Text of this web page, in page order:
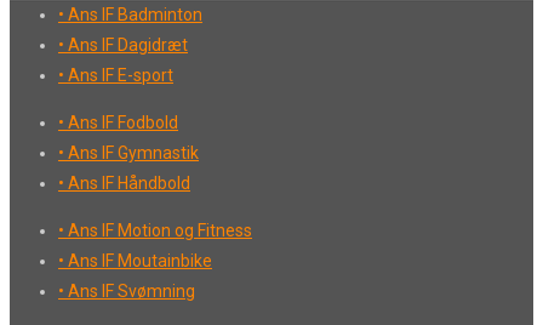
• Ans IF Badminton
• Ans IF Dagidræt
• Ans IF E-sport
• Ans IF Fodbold
• Ans IF Gymnastik
• Ans IF Håndbold
• Ans IF Motion og Fitness
• Ans IF Moutainbike
• Ans IF Svømning